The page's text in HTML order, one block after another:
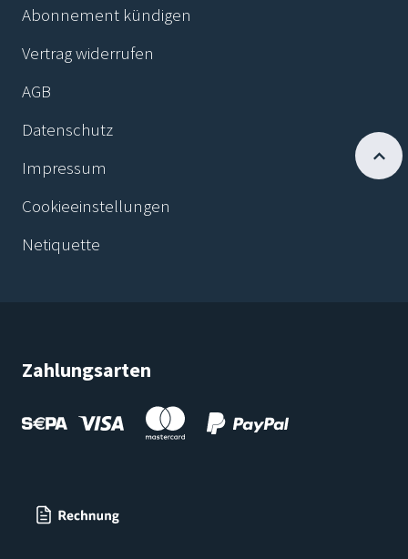
Abonnement kündigen
Vertrag widerrufen
AGB
Datenschutz
Impressum
Cookieeinstellungen
Netiquette
Zahlungsarten